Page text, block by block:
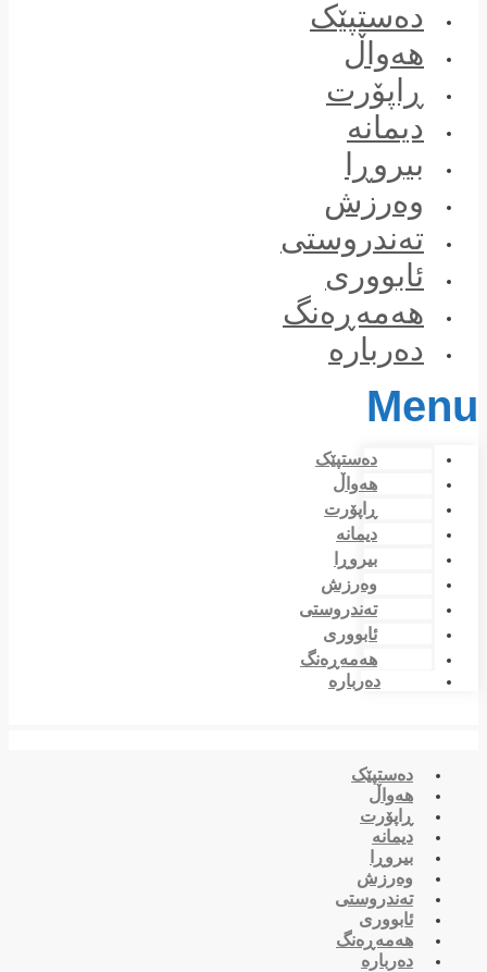
دەستپێک
هەواڵ
ڕاپۆرت
دیمانە
بیروڕا
وەرزش
تەندروستی
ئابووری
هەمەڕەنگ
دەربارە
Menu
دەستپێک
هەواڵ
ڕاپۆرت
دیمانە
بیروڕا
وەرزش
تەندروستی
ئابووری
هەمەڕەنگ
دەربارە
دەستپێک
هەواڵ
ڕاپۆرت
دیمانە
بیروڕا
وەرزش
تەندروستی
ئابووری
هەمەڕەنگ
دەربارە